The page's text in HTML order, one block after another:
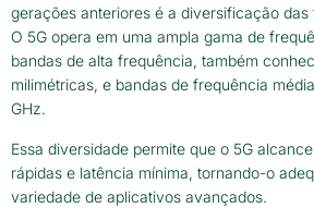
gerações anteriores é a diversificação
O 5G opera em uma ampla gama de
bandas de alta frequência, também
milimétricas, e bandas de frequência
GHz.
Essa diversidade permite que o 5G
rápidas e latência mínima, tornando-o
variedade de aplicativos avançados.